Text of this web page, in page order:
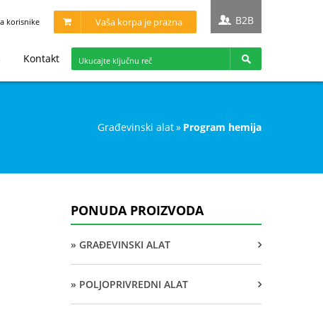
građevinski alat» program hemija
korisnike Vaša korpa je prazna B2B
Kontakt
PONUDA PROIZVODA
» GRAĐEVINSKI ALAT
» POLJOPRIVREDNI ALAT